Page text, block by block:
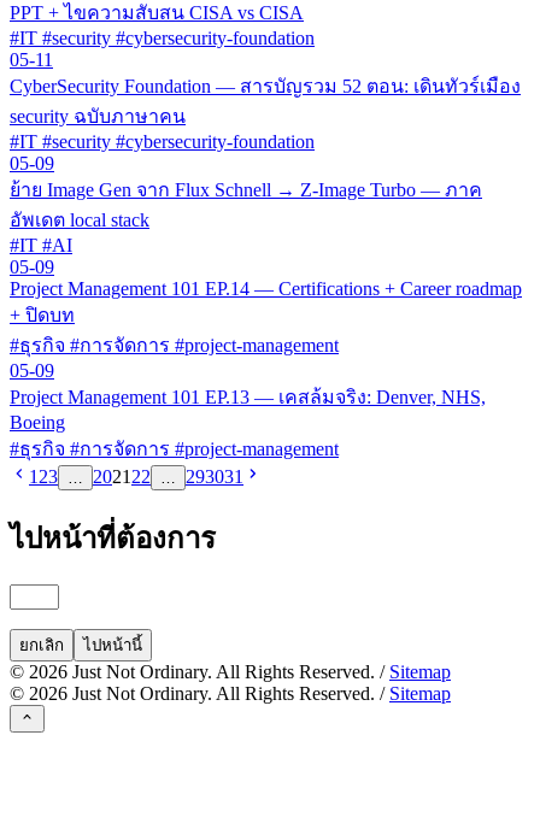
PPT + ไขความสับสน CISA vs CISA
#IT #security #cybersecurity-foundation
05-11
CyberSecurity Foundation — สารบัญรวม 52 ตอน: เดินทัวร์เมือง
security ฉบับภาษาคน
#IT #security #cybersecurity-foundation
05-09
ย้าย Image Gen จาก Flux Schnell → Z-Image Turbo — ภาค
อัพเดต local stack
#IT #AI
05-09
Project Management 101 EP.14 — Certifications + Career roadmap
+ ปิดบท
#ธุรกิจ #การจัดการ #project-management
05-09
Project Management 101 EP.13 — เคสล้มจริง: Denver, NHS,
Boeing
#ธุรกิจ #การจัดการ #project-management
1 23 2021 22 293031
ไปหน้าที่ต้องการ
ยกเลิก ไปหน้านี้
© 2026 Just Not Ordinary. All Rights Reserved. / Sitemap
© 2026 Just Not Ordinary. All Rights Reserved. / Sitemap